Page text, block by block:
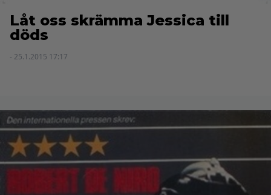
Låt oss skrämma Jessica till
döds
- 25.1.2015 17:17